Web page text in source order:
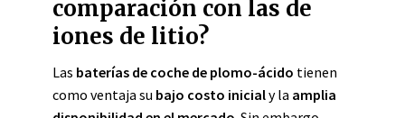
comparación con las de
iones de litio?
Las baterías de coche de plomo-ácido tienen
como ventaja su bajo costo inicialy la amplia